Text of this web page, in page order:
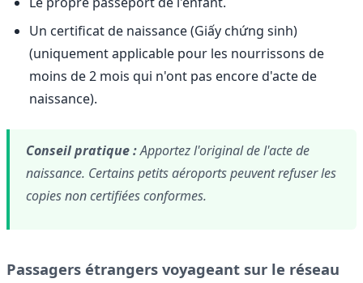
Un certificat de naissance (Giấy chứng sinh)
(uniquement applicable pour les nourrissons de
moins de 2 mois qui n'ont pas encore d'acte de
naissance).
Conseil pratique :Apportez l'original de l'acte de
naissance. Certains petits aéroports peuvent refuser les
copies non certifiées conformes.
Passagers étrangers voyageant sur le réseau